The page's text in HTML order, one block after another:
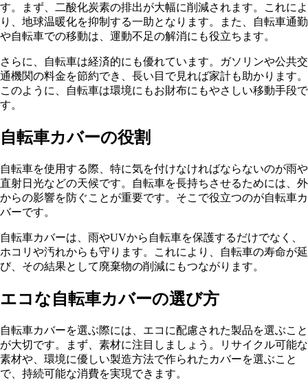
す。まず、二酸化炭素の排出が大幅に削減されます。これによ
り、地球温暖化を抑制する一助となります。また、自転車通勤
や自転車での移動は、運動不足の解消にも役立ちます。
さらに、自転車は経済的にも優れています。ガソリンや公共交
通機関の料金を節約でき、長い目で見れば家計も助かります。
このように、自転車は環境にもお財布にもやさしい移動手段で
す。
自転車カバーの役割
自転車を使用する際、特に気を付けなければならないのが雨や
直射日光などの天候です。自転車を長持ちさせるためには、外
からの影響を防ぐことが重要です。そこで役立つのが自転車カ
バーです。
自転車カバーは、雨やUVから自転車を保護するだけでなく、
ホコリや汚れからも守ります。これにより、自転車の寿命が延
び、その結果として廃棄物の削減にもつながります。
エコな自転車カバーの選び方
自転車カバーを選ぶ際には、エコに配慮された製品を選ぶこと
が大切です。まず、素材に注目しましょう。リサイクル可能な
素材や、環境に優しい製造方法で作られたカバーを選ぶこと
で、持続可能な消費を実現できます。